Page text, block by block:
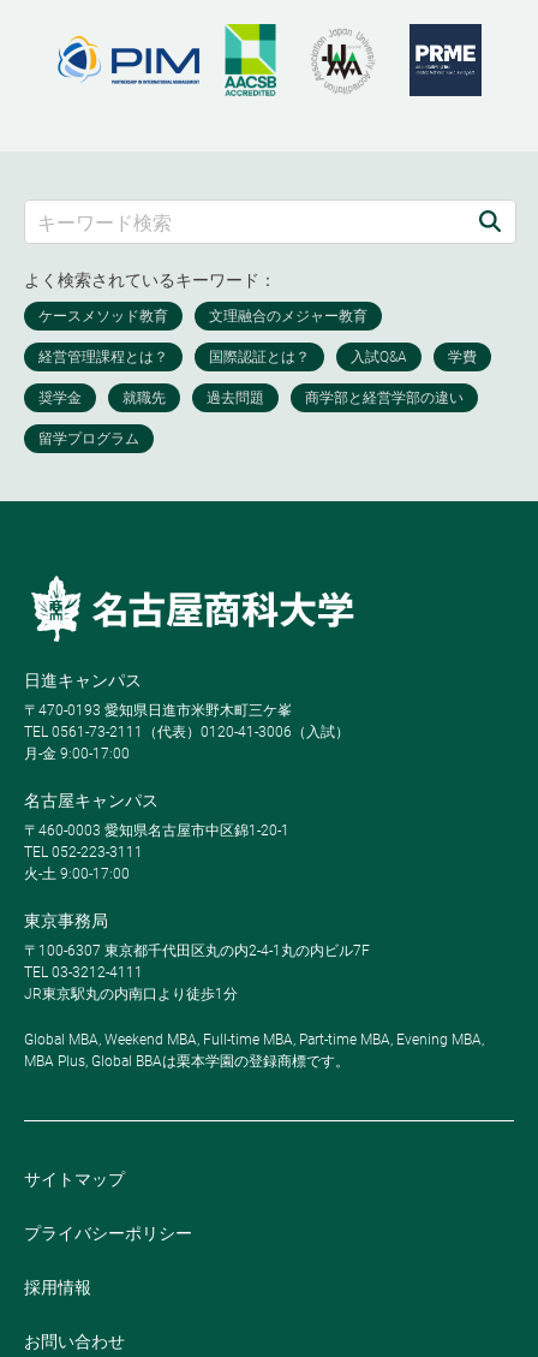
よく検索されているキーワード：
日進キャンパス
〒470-0193 愛知県日進市米野木町三ケ峯
TEL 0561-73-2111（代表）0120-41-3006（入試）
月-金 9:00-17:00
名古屋キャンパス
〒460-0003 愛知県名古屋市中区錦1-20-1
TEL 052-223-3111
火-土 9:00-17:00
東京事務局
〒100-6307 東京都千代田区丸の内2-4-1丸の内ビル7F
TEL 03-3212-4111
JR東京駅丸の内南口より徒歩1分
Global MBA, Weekend MBA, Full-time MBA, Part-time MBA, Evening MBA,
MBA Plus, Global BBAは栗本学園の登録商標です。
サイトマップ
プライバシーポリシー
採用情報
お問い合わせ